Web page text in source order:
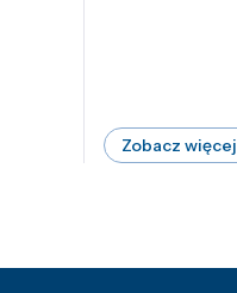
Zobacz więcej